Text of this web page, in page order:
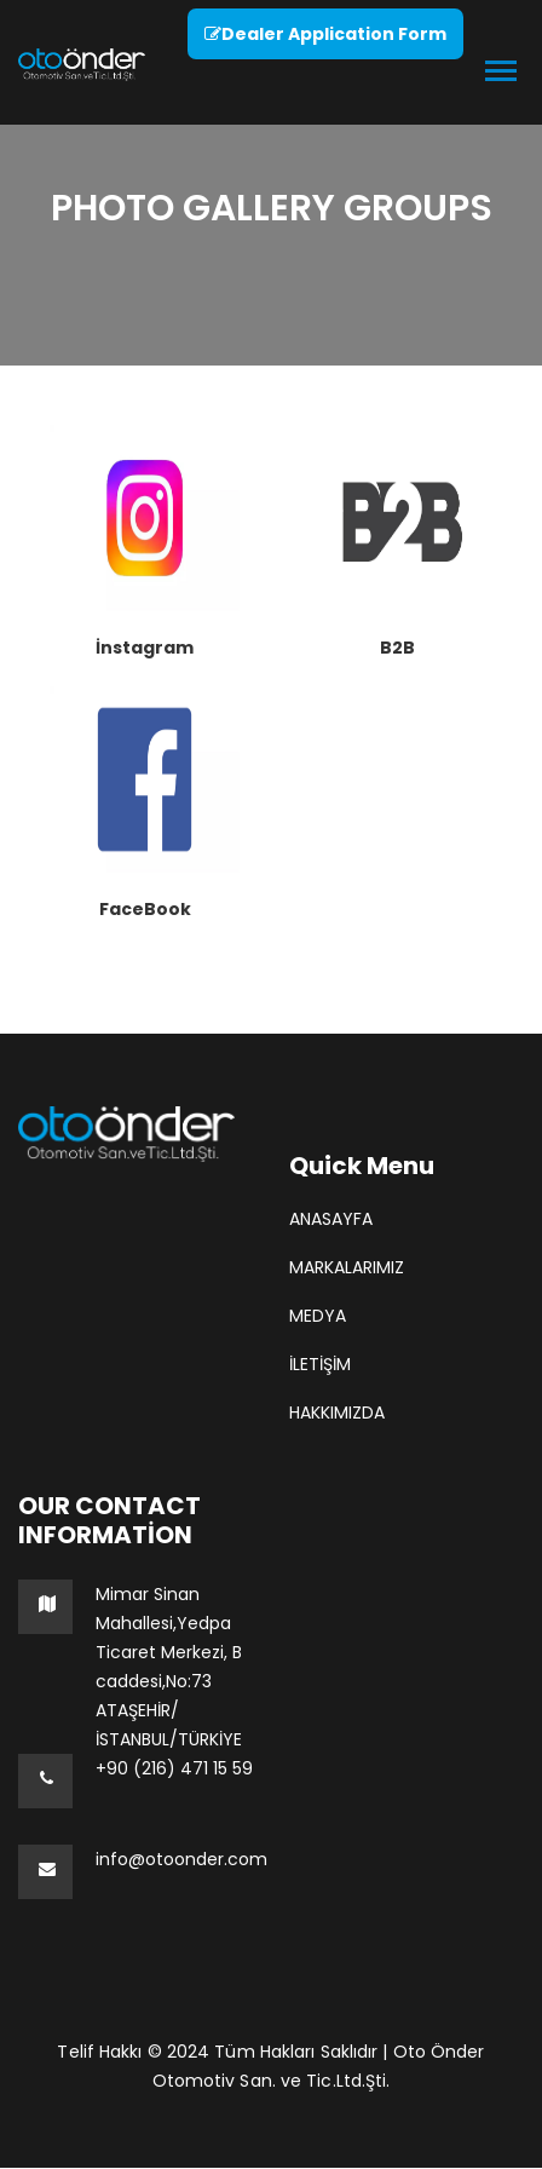
Dealer Application Form
PHOTO GALLERY GROUPS
İnstagram B2B
FaceBook
Quick Menu
ANASAYFA
MARKALARIMIZ
MEDYA
İLETİŞİM
HAKKIMIZDA
OUR CONTACT
INFORMATION
Mimar Sinan
Mahallesi,Yedpa
Ticaret Merkezi, B
caddesi,No:73
ATAŞEHİR/
İSTANBUL/TÜRKİYE
+90 (216) 471 15 59
info@otoonder.com
Telif Hakkı © 2024 Tüm Hakları Saklıdır | Oto Önder
Otomotiv San. ve Tic.Ltd.Şti.